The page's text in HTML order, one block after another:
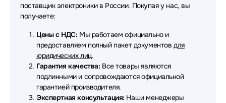
Наушники AKG Наушники JVC
Наушники EPOS Наушники OnePlus
Наушники Digma Наушники Redmi
Наушники Dunu Наушники Fanvil
поставщик электроники в России. Покупая у нас, вы
получаете:
Цены с НДС: Мы работаем официально и
предоставляем полный пакет документовдля
юридических лиц.
Гарантия качества: Все товары являются
подлинными и сопровождаются официальной
гарантией производителя.
Экспертная консультация: Наши менеджеры